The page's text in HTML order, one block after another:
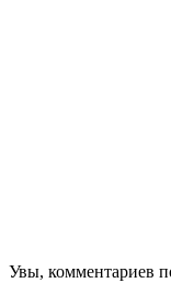
Увы, комментариев